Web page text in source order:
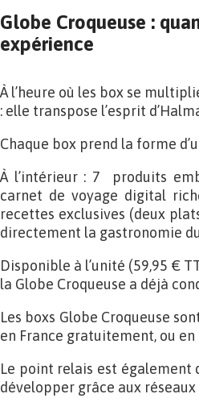
Globe Croqueuse :
expérience
À l’heure où les box se
: elle transpose l’esprit
Chaque box prend la forme
À l’intérieur : 7 produits
carnet de voyage digital
recettes exclusives (deux
directement la gastronomie
Disponible à l’unité (59,95 €
la Globe Croqueuse a déjà
Les boxs Globe Croqueuse
en France gratuitement, ou
Le point relais est également
développer grâce aux réseaux